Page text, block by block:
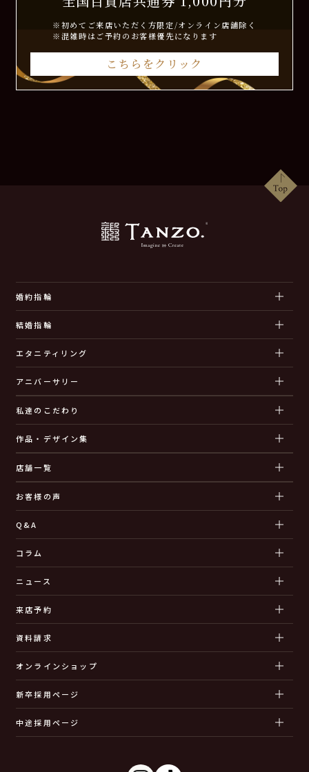
※初めてご来店いただく方限定/オンライン店舗除く
※混雑時はご予約のお客様優先になります
こちらをクリック
婚約指輪
結婚指輪
エタニティリング
アニバーサリー
私達のこだわり
作品・デザイン集
店舗一覧
お客様の声
Q&A
コラム
ニュース
来店予約
資料請求
オンラインショップ
新卒採用ページ
中途採用ページ